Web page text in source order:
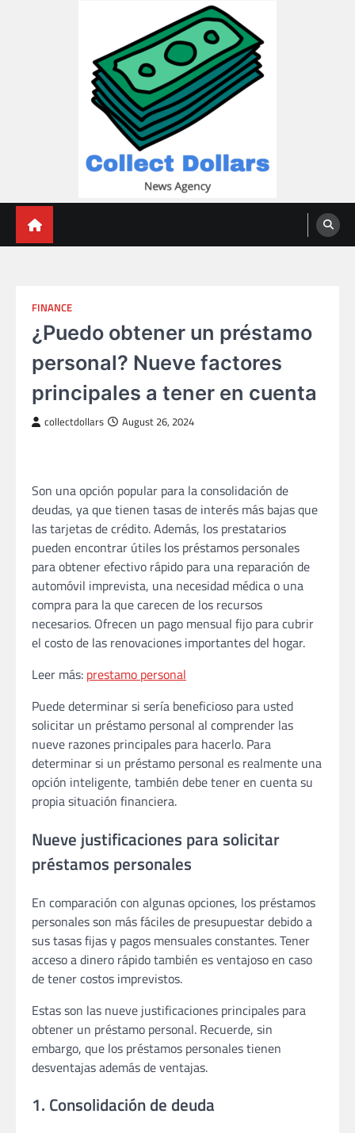
FINANCE
¿Puedo obtener un préstamo
personal? Nueve factores
principales a tener en cuenta
collectdollars August 26, 2024
Son una opción popular para la consolidación de
deudas, ya que tienen tasas de interés más bajas que
las tarjetas de crédito. Además, los prestatarios
pueden encontrar útiles los préstamos personales
para obtener efectivo rápido para una reparación de
automóvil imprevista, una necesidad médica o una
compra para la que carecen de los recursos
necesarios. Ofrecen un pago mensual fijo para cubrir
el costo de las renovaciones importantes del hogar.
Leer más: prestamo personal
Puede determinar si sería beneficioso para usted
solicitar un préstamo personal al comprender las
nueve razones principales para hacerlo. Para
determinar si un préstamo personal es realmente una
opción inteligente, también debe tener en cuenta su
propia situación financiera.
Nueve justificaciones para solicitar
préstamos personales
En comparación con algunas opciones, los préstamos
personales son más fáciles de presupuestar debido a
sus tasas fijas y pagos mensuales constantes. Tener
acceso a dinero rápido también es ventajoso en caso
de tener costos imprevistos.
Estas son las nueve justificaciones principales para
obtener un préstamo personal. Recuerde, sin
embargo, que los préstamos personales tienen
desventajas además de ventajas.
1. Consolidación de deuda